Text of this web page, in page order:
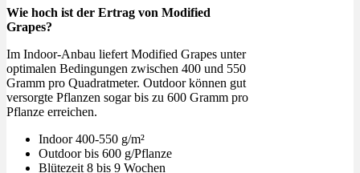
Wie hoch ist der Ertrag von Modified
Grapes?
Im Indoor-Anbau liefert Modified Grapes unter
optimalen Bedingungen zwischen 400 und 550
Gramm pro Quadratmeter. Outdoor können gut
versorgte Pflanzen sogar bis zu 600 Gramm pro
Pflanze erreichen.
Indoor 400-550 g/m²
Outdoor bis 600 g/Pflanze
Blütezeit 8 bis 9 Wochen